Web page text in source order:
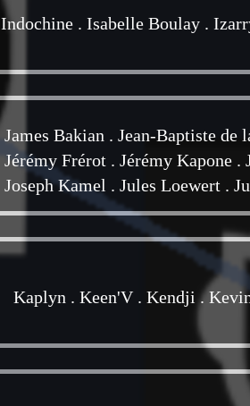
Indochine . Isabelle Boulay .
James Bakian . Jean-Baptiste de
Jérémy Frérot . Jérémy Kapone .
Joseph Kamel . Jules Loewert .
Kaplyn . Keen'V. Kendji .